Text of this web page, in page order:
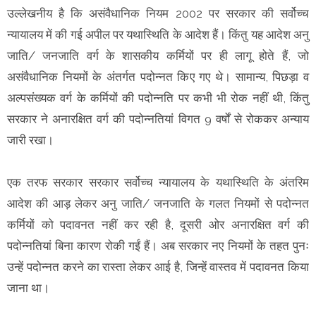
उल्लेखनीय है कि असंवैधानिक नियम 2002 पर सरकार की सर्वोच्च
न्यायालय में की गई अपील पर यथास्थिति के आदेश हैं। किंतु यह आदेश अनु
जाति/ जनजाति वर्ग के शासकीय कर्मियों पर ही लागू होते हैं, जो
असंवैधानिक नियमों के अंतर्गत पदोन्नत किए गए थे। सामान्य, पिछड़ा व
अल्पसंख्यक वर्ग के कर्मियों की पदोन्नति पर कभी भी रोक नहीं थी, किंतु
सरकार ने अनारक्षित वर्ग की पदोन्नतियां विगत 9 वर्षों से रोककर अन्याय
जारी रखा।
एक तरफ सरकार सरकार सर्वोच्च न्यायालय के यथास्थिति के अंतरिम
आदेश की आड़ लेकर अनु जाति/ जनजाति के गलत नियमों से पदोन्नत
कर्मियों को पदावनत नहीं कर रही है, दूसरी ओर अनारक्षित वर्ग की
पदोन्नतियां बिना कारण रोकी गईं हैं। अब सरकार नए नियमों के तहत पुनः
उन्हें पदोन्नत करने का रास्ता लेकर आई है, जिन्हें वास्तव में पदावनत किया
जाना था।